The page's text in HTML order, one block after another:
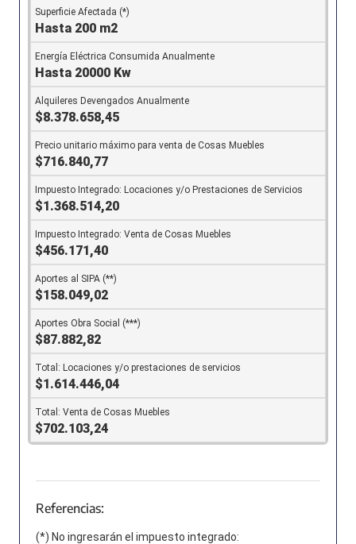
Hasta 200 m2
Hasta 20000 Kw
$8.378.658,45
$716.840,77
$1.368.514,20
$456.171,40
$158.049,02
$87.882,82
$1.614.446,04
$702.103,24
Referencias:
(*) No ingresarán el impuesto integrado: